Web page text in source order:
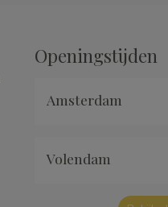
Openingstijden
Amsterdam
Volendam